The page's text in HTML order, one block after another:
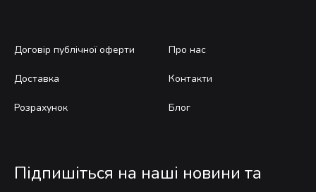
Договір публічної оферти
Доставка
Розрахунок
Про нас
Контакти
Блог
Підпишіться на наші новини та